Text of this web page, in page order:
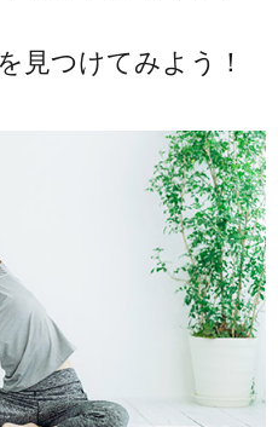
見つけてみよう！